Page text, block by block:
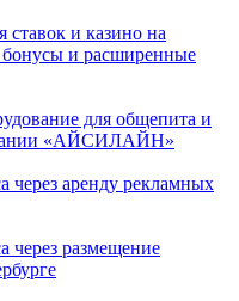
и казино на
и расширенные
для общепита и
«АЙСИЛАЙН»
через аренду рекламных
через размещение